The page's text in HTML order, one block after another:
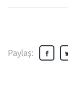
Paylaş: